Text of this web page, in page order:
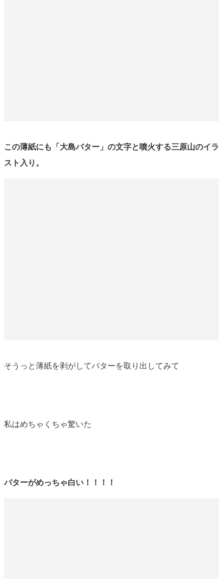
この薄紙にも「大島バター」の文字と噴火する三原山のイラ
スト入り。
そうっと薄紙を剥がしてバターを取り出してみて
私はめちゃくちゃ驚いた
バターがめっちゃ白い！！！！